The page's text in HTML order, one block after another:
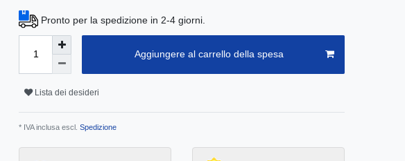
Pronto per la spedizione in 2-4 giorni.
Aggiungere al carrello della spesa
Lista dei desideri
* IVA inclusa escl. Spedizione